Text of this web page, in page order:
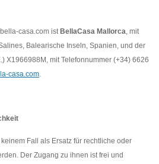
casa.com ist BellaCasa Mallorca, mit
Balearische Inseln, Spanien, und der
X1966988M, mit Telefonnummer (+34) 6626
casa.com.
Fall als Ersatz für rechtliche oder
Der Zugang zu ihnen ist frei und